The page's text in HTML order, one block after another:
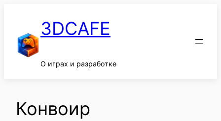
содержимому3DCAFE
О играх и разработке
Конвоир